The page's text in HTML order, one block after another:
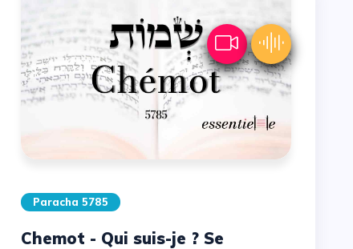
Paracha 5785
Chemot - Qui suis-je ? Se